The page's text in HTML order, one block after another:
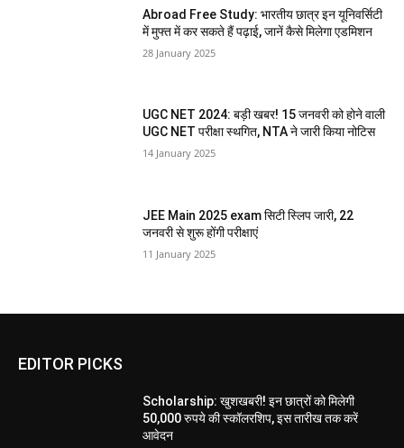
Abroad Free Study: भारतीय छात्र इन यूनिवर्सिटी
में मुफ्त में कर सकते हैं पढ़ाई, जानें कैसे मिलेगा एडमिशन
28 January 2025
UGC NET 2024: बड़ी खबर! 15 जनवरी को होने वाली
UGC NET परीक्षा स्थगित, NTA ने जारी किया नोटिस
14 January 2025
JEE Main 2025 exam सिटी स्लिप जारी, 22
जनवरी से शुरू होंगी परीक्षाएं
11 January 2025
EDITOR PICKS
Scholarship: खुशखबरी! इन छात्रों को मिलेगी
50,000 रुपये की स्कॉलरशिप, इस तारीख तक करें
आवेदन